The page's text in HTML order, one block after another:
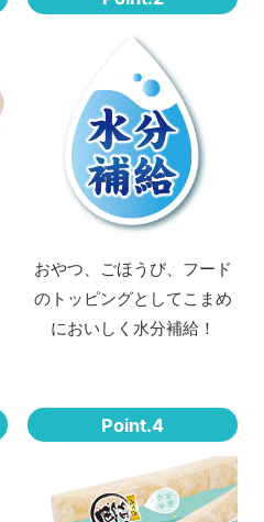
おやつ、ごほうび、フード
のトッピングとしてこまめ
においしく水分補給！
Point.4